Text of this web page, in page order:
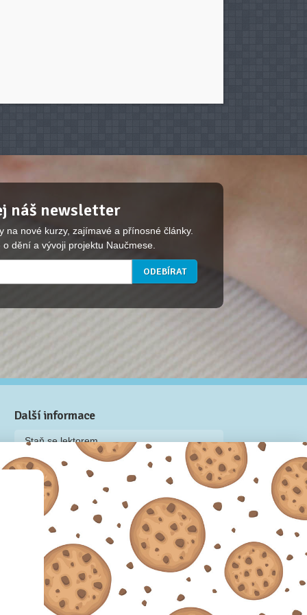
náš newsletter
na nové kurzy, zajímavé a přínosné články.
dění a vývoji projektu Naučmese.
Další informace
Staň se lektorem
Video: Jak připravit kurz na Naučmese
Často kladené dotazy
Dárkové poukazy
Podmínky užívání
Obchodní podmínky
Zásady používání cookie souborů
Pravidla ochrany osobních údajů